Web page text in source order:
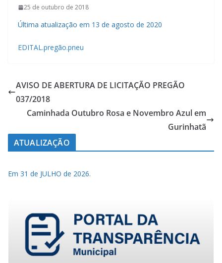
25 de outubro de 2018
Última atualização em 13 de agosto de 2020
EDITAL.pregão.pneu
AVISO DE ABERTURA DE LICITAÇÃO PREGÃO
037/2018
Caminhada Outubro Rosa e Novembro Azul em
Gurinhatã
ATUALIZAÇÃO
Em 31 de JULHO de 2026.